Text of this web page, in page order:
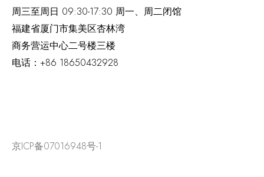
周三至周日 09:30-17:30 周一、周二闭馆
福建省厦门市集美区杏林湾
商务营运中心二号楼三楼
电话： +86 18650432928
京ICP备07016948号-1